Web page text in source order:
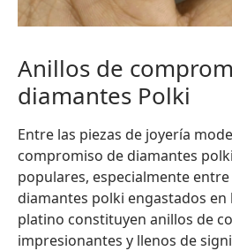
Anillos de
diamantes Polki
Entre las piezas de joyería
compromiso de diamantes
populares, especialmente
diamantes polki engastados en
platino constituyen anillos de
impresionantes y llenos de